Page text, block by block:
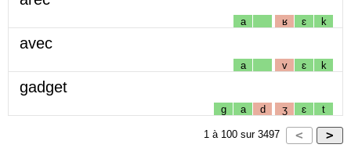
a ʁ ɛ k
avec
a v ɛ k
gadget
g a d ʒ ɛ t
1 à 100 sur 3497